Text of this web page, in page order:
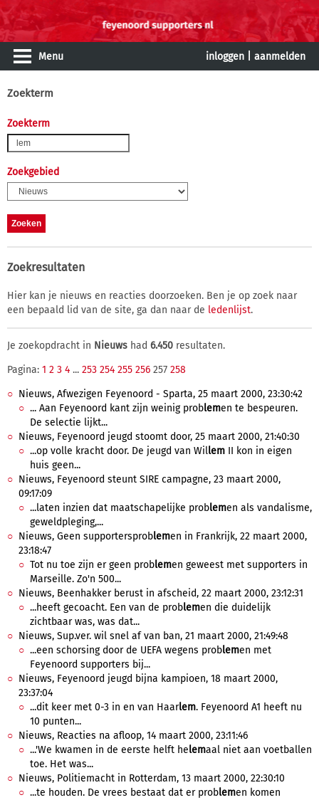
Menu inloggen aanmelden
Zoekterm
Zoekterm
Zoekgebied
Zoekresultaten
Hier kan je nieuws en reacties doorzoeken. Ben je op zoek naar
een bepaald lid van de site, ga dan naar de ledenlijst.
Je zoekopdracht in Nieuws had 6.450 resultaten.
Pagina: 1 2 3 4 ... 253 254 255 256 257 258
Nieuws, Afwezigen Feyenoord - Sparta, 25 maart 2000, 23:30:42
... Aan Feyenoord kant zijn weinig problemen te bespeuren.
De selectie lijkt...
Nieuws, Feyenoord jeugd stoomt door, 25 maart 2000, 21:40:30
...op volle kracht door. De jeugd van Willem II kon in eigen
huis geen...
Nieuws, Feyenoord steunt SIRE campagne, 23 maart 2000,
09:17:09
...laten inzien dat maatschapelijke problemen als vandalisme,
geweldpleging,...
Nieuws, Geen supportersproblemen in Frankrijk, 22 maart 2000,
23:18:47
Tot nu toe zijn er geen problemen geweest met supporters in
Marseille. Zo'n 500...
Nieuws, Beenhakker berust in afscheid, 22 maart 2000, 23:12:31
...heeft gecoacht. Een van de problemen die duidelijk
zichtbaar was, was dat...
Nieuws, Sup.ver. wil snel af van ban, 21 maart 2000, 21:49:48
...een schorsing door de UEFA wegens problemen met
Feyenoord supporters bij...
Nieuws, Feyenoord jeugd bijna kampioen, 18 maart 2000,
23:37:04
...dit keer met 0-3 in en van Haarlem. Feyenoord A1 heeft nu
10 punten...
Nieuws, Reacties na afloop, 14 maart 2000, 23:11:46
...'We kwamen in de eerste helft helemaal niet aan voetballen
toe. Het was...
Nieuws, Politiemacht in Rotterdam, 13 maart 2000, 22:30:10
...te houden. De vrees bestaat dat er problemen komen